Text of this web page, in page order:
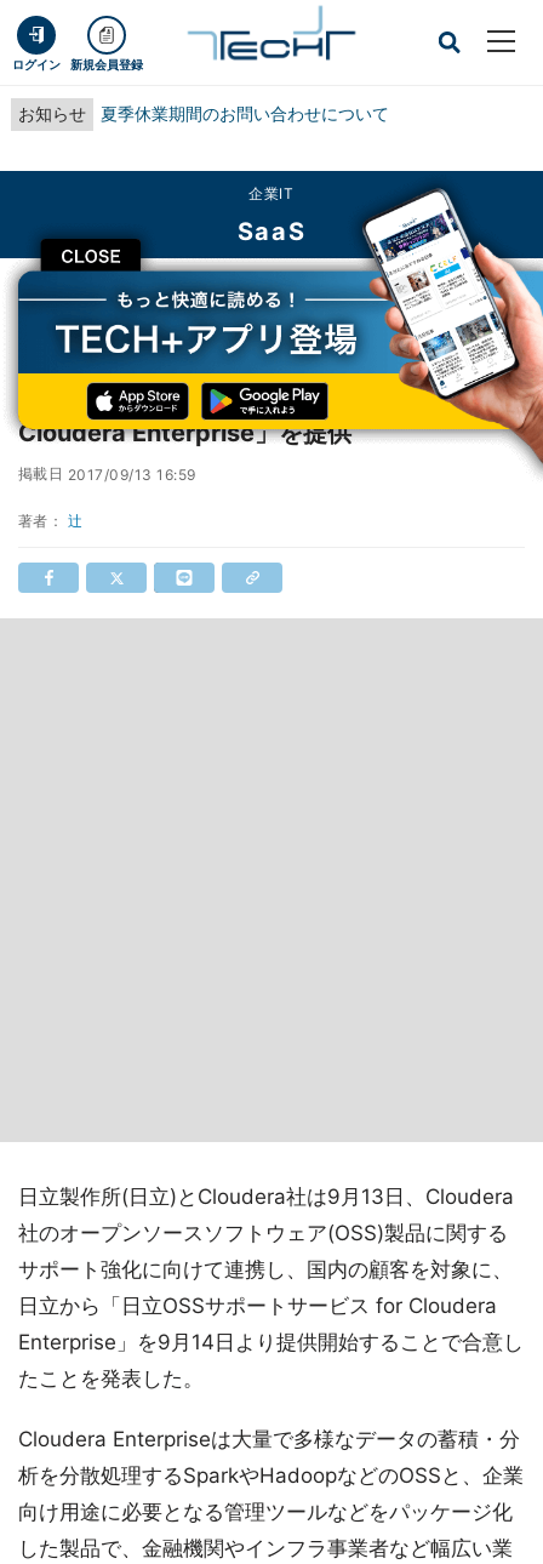
ログイン 新規会員登録
お知らせ 夏季休業期間のお問い合わせについて
CLOSE
企業IT
SaaS
TECH+ 企業IT
SaaS
日立、「日立OSSサポートサービス for Cloudera Enterprise」を提供
日立、「日立OSSサポートサービス for
Cloudera Enterprise」を提供
掲載日 2017/09/13 16:59
著者： 辻
日立製作所(日立)とCloudera社は9月13日、Cloudera
社のオープンソースソフトウェア(OSS)製品に関する
サポート強化に向けて連携し、国内の顧客を対象に、
日立から「日立OSSサポートサービス for Cloudera
Enterprise」を9月14日より提供開始することで合意し
たことを発表した。
Cloudera Enterpriseは大量で多様なデータの蓄積・分
析を分散処理するSparkやHadoopなどのOSSと、企業
向け用途に必要となる管理ツールなどをパッケージ化
した製品で、金融機関やインフラ事業者など幅広い業